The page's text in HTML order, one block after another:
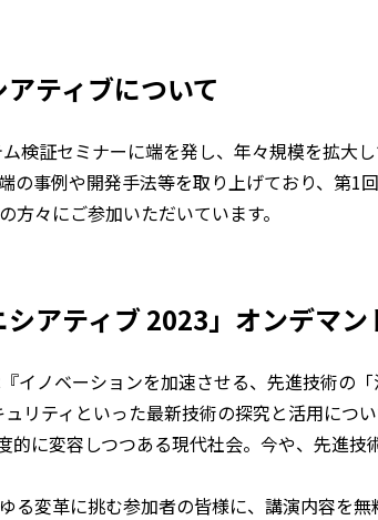
ティブについて
検証セミナーに端を発し、年々規模を拡大
事例や開発手法等を取り上げており、第1
々にご参加いただいています。
シアティブ 2023」オンデマ
イノベーションを加速させる、先進技術の
リティといった最新技術の探究と活用につ
的に変容しつつある現代社会。今や、先進
変革に挑む参加者の皆様に、講演内容を無